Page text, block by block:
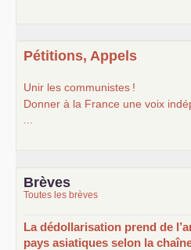
Pétitions, Appels
Unir les communistes !
Donner à la France une voix
Brèves
Toutes les brèves
La dédollarisation prend de
pays asiatiques selon la